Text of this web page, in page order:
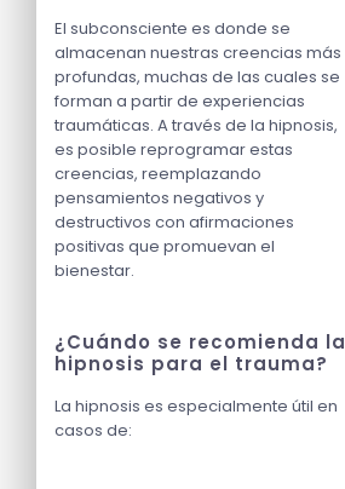
El subconsciente es donde se
almacenan nuestras creencias más
profundas, muchas de las cuales se
forman a partir de experiencias
traumáticas. A través de la hipnosis,
es posible reprogramar estas
creencias, reemplazando
pensamientos negativos y
destructivos con afirmaciones
positivas que promuevan el
bienestar.
¿Cuándo se recomienda la
hipnosis para el trauma?
La hipnosis es especialmente útil en
casos de: